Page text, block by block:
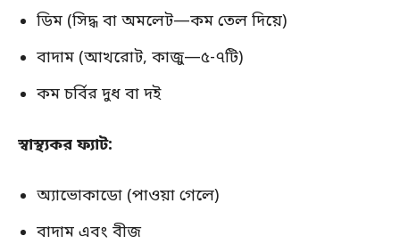
ডিম (সিদ্ধ বা অমলেট—কম তেল দিয়ে)
বাদাম (আখরোট, কাজু—৫-৭টি)
কম চর্বির দুধ বা দই
স্বাস্থ্যকর ফ্যাট:
অ্যাভোকাডো (পাওয়া গেলে)
বাদাম এবং বীজ